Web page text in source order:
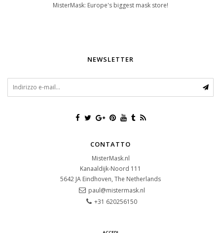
MisterMask: Europe's biggest mask store!
NEWSLETTER
CONTATTO
MisterMask.nl
Kanaaldijk-Noord 111
5642 JA Eindhoven, The Netherlands
paul@mistermask.nl
+31 620256150